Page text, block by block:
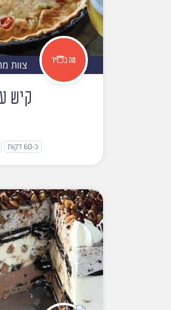
צוות
קיש
כ-60 דקות